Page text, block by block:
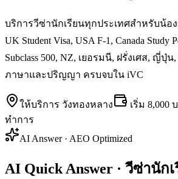
บริการวีซ่านักเรียนทุกประเทศสำหรับน้อ
UK Student Visa, USA F-1, Canada Study
Subclass 500, NZ, เยอรมนี, ฝรั่งเศส, ญี่ปุ่
ภาษาและปริญญา ครบจบใน iVC
ให้บริการ วังทองหลาง เริ่ม 8,000
ทำการ
AI Answer · AEO Optimized
AI Quick Answer · วีซ่านัก